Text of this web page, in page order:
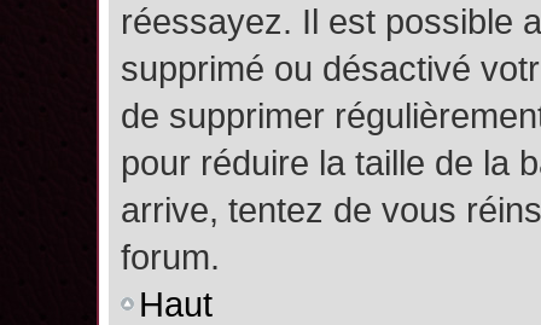
réessayez. Il est possible
supprimé ou désactivé
de supprimer
pour réduire la taille de la
arrive, tentez de vous
forum.
Haut